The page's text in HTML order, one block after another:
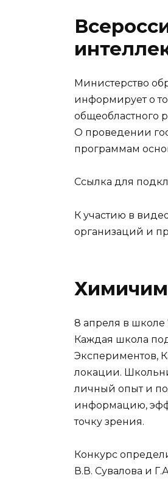
Министерство
информирует о
общеобластного
О проведении
программам
Ссылка для
К участию в
организаций и
8 апреля в школе
Каждая школа
Экспериментов,
локации.
личный опыт и
информацию,
точку зрения.
Конкурс
В.В. Сувалова и